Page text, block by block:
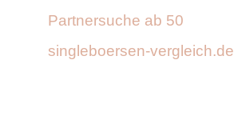
Partnersuche ab 50
singleboersen-vergleich.de